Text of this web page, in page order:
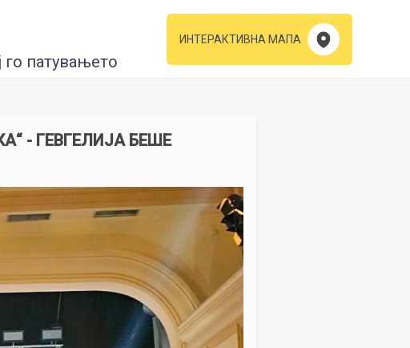
го патувањето
ИНТЕРАКТИВНА МАПА
- ГЕВГЕЛИЈА БЕШЕ